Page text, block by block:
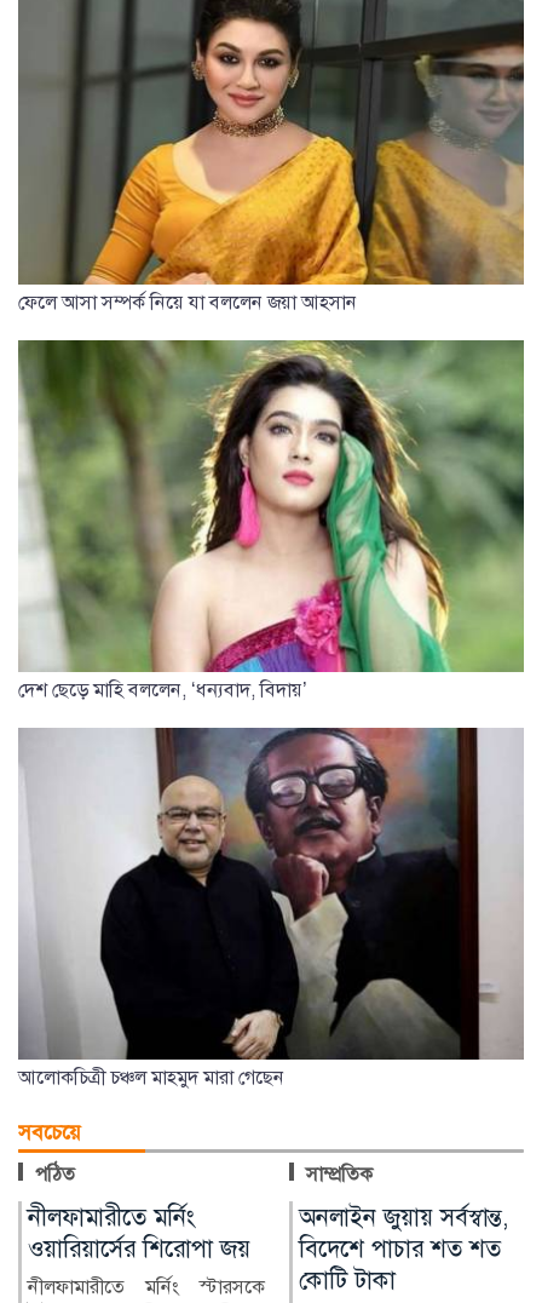
ফেলে আসা সম্পর্ক নিয়ে যা বললেন জয়া আহসান
দেশ ছেড়ে মাহি বললেন, ‘ধন্যবাদ, বিদায়’
আলোকচিত্রী চঞ্চল মাহমুদ মারা গেছেন
সবচেয়ে
পঠিত সাম্প্রতিক
অনলাইন জুয়ায় সর্বস্বান্ত,
বিদেশে পাচার শত শত
কোটি টাকা
শেখ হাসিনা দেশে ফিরে
আইনি পথে হাটবেন: আইন
মন্ত্রী